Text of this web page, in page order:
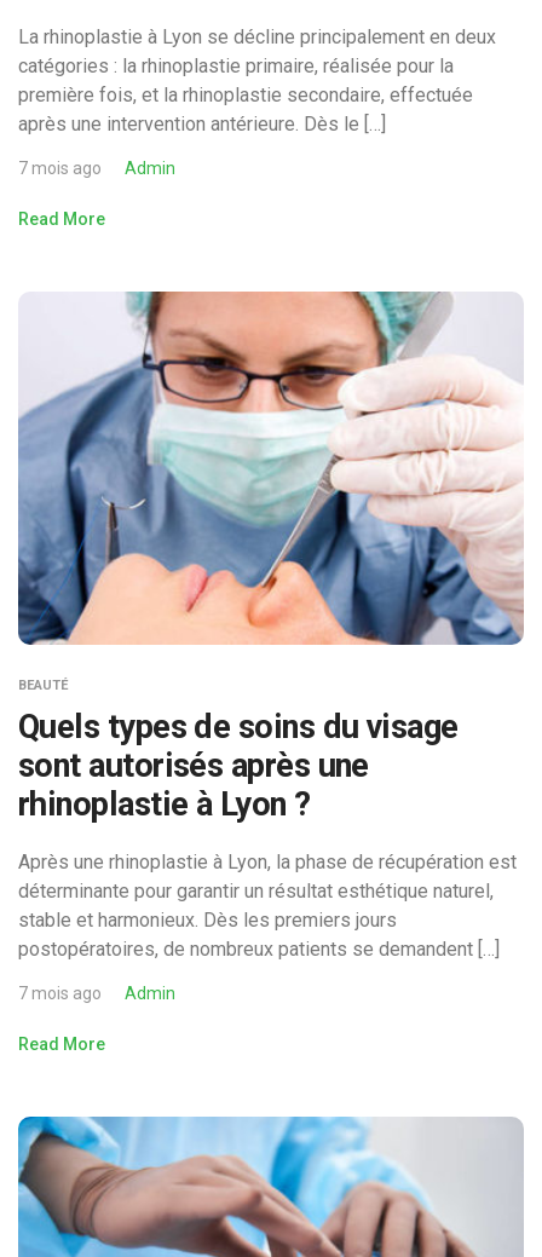
La rhinoplastie à Lyon se décline principalement en deux
catégories : la rhinoplastie primaire, réalisée pour la
première fois, et la rhinoplastie secondaire, effectuée
après une intervention antérieure. Dès le […]
7 mois ago Admin
Read More
BEAUTÉ
Quels types de soins du visage
sont autorisés après une
rhinoplastie à Lyon ?
Après une rhinoplastie à Lyon, la phase de récupération est
déterminante pour garantir un résultat esthétique naturel,
stable et harmonieux. Dès les premiers jours
postopératoires, de nombreux patients se demandent […]
7 mois ago Admin
Read More